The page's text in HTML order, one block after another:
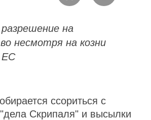
на
несмотря на козни
ЕС
ссориться с
Скрипаля" и высылки